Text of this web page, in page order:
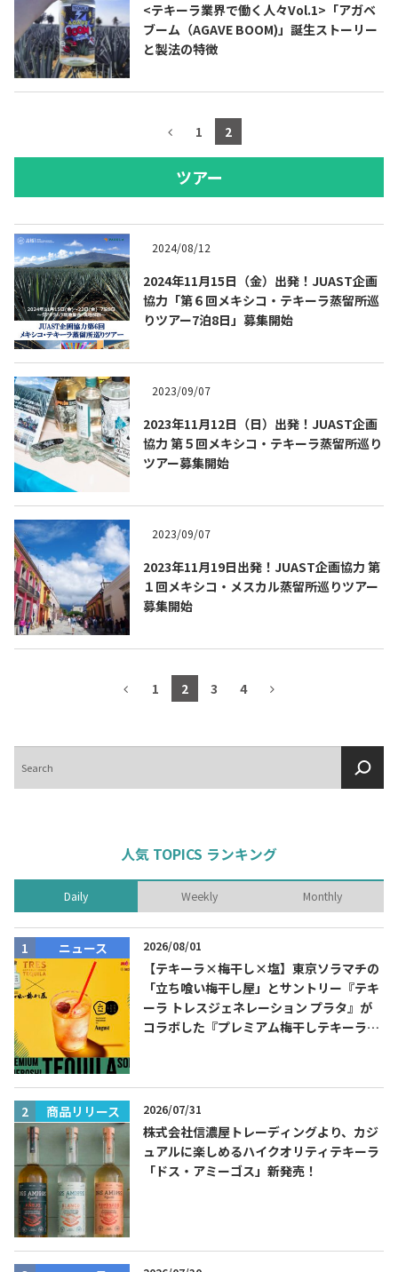
<テキーラ業界で働く人々Vol.1>「アガベ
ブーム（AGAVE BOOM)」誕生ストーリー
と製法の特徴
1 2
ツアー
2024/08/12
2024年11月15日（金）出発！JUAST企画
協力「第６回メキシコ・テキーラ蒸留所巡
りツアー7泊8日」募集開始
2023/09/07
2023年11月12日（日）出発！JUAST企画
協力 第５回メキシコ・テキーラ蒸留所巡り
ツアー募集開始
2023/09/07
2023年11月19日出発！JUAST企画協力 第
１回メキシコ・メスカル蒸留所巡りツアー
募集開始
1 2 3 4
索
人気 TOPICS ランキング
Daily Weekly Monthly
ニュース 2026/08/01
【テキーラ×梅干し×塩】東京ソラマチの
「立ち喰い梅干し屋」とサントリー『テキ
ーラ トレスジェネレーション プラタ』が
コラボした『プレミアム梅干しテキーラソ
商品リリース 2026/07/31
株式会社信濃屋トレーディングより、カジ
ュアルに楽しめるハイクオリティテキーラ
「ドス・アミーゴス」新発売！